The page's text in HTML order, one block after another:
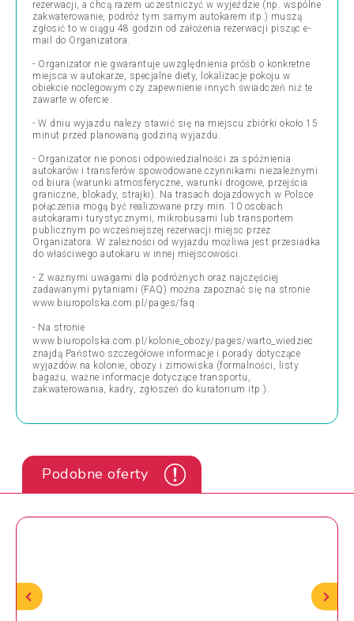
rezerwacji, a chcą razem uczestniczyć w wyjeździe (np. wspólne
zakwaterowanie, podróż tym samym autokarem itp.) muszą
zgłosić to w ciągu 48 godzin od założenia rezerwacji pisząc e-
mail do Organizatora.
- Organizator nie gwarantuje uwzględnienia próśb o konkretne
miejsca w autokarze, specjalne diety, lokalizacje pokoju w
obiekcie noclegowym czy zapewnienie innych świadczeń niż te
zawarte w ofercie.
- W dniu wyjazdu należy stawić się na miejscu zbiórki około 15
minut przed planowaną godziną wyjazdu.
- Organizator nie ponosi odpowiedzialności za spóźnienia
autokarów i transferów spowodowane czynnikami niezależnymi
od biura (warunki atmosferyczne, warunki drogowe, przejścia
graniczne, blokady, strajki). Na trasach dojazdowych w Polsce
połączenia mogą być realizowane przy min. 10 osobach
autokarami turystycznymi, mikrobusami lub transportem
publicznym po wcześniejszej rezerwacji miejsc przez
Organizatora. W zależności od wyjazdu możliwa jest przesiadka
do właściwego autokaru w innej miejscowości.
- Z ważnymi uwagami dla podróżnych oraz najczęściej
zadawanymi pytaniami (FAQ) można zapoznać się na stronie
www.biuropolska.com.pl/pages/faq
- Na stronie
www.biuropolska.com.pl/kolonie_obozy/pages/warto_wiedziec
znajdą Państwo szczegółowe informacje i porady dotyczące
wyjazdów na kolonie, obozy i zimowiska (formalności, listy
bagażu, ważne informacje dotyczące transportu,
zakwaterowania, kadry, zgłoszeń do kuratorium itp.).
Podobne oferty